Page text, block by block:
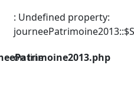
: Undefined property:
on line